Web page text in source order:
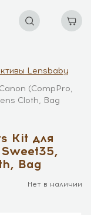
Lensbaby
(CompPro,
Cloth, Bag
Kit для
Bag
Нет в наличии